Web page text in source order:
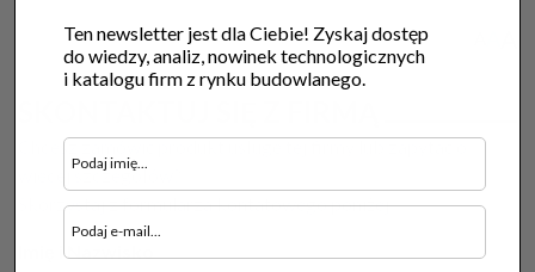
Chcesz zamówić produkt usługę tej firmy lub zapytać o
więcej szczegółów?
Skorzystaj z formularza kontatowego poniżej:
Imię i Nazwisko
Ten newsletter jest dla Ciebie! Zyskaj dostęp
do wiedzy, analiz, nowinek technologicznych
i katalogu firm z rynku budowlanego.